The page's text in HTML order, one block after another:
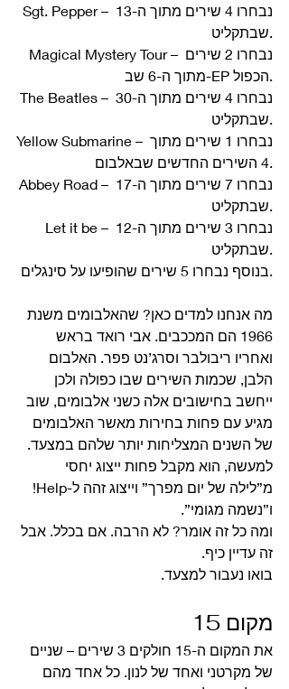
Sgt. Pepper – נבחרו 4 שירים מתוך ה-13
שבתקליט.
Magical Mystery Tour – נבחרו 2 שירים
מתוך ה-6 שב-EP הכפול.
The Beatles – נבחרו 4 שירים מתוך ה-30
שבתקליט.
Yellow Submarine – נבחרו 1 שירים מתוך
4 השירים החדשים שבאלבום.
Abbey Road – נבחרו 7 שירים מתוך ה-17
שבתקליט.
Let it be – נבחרו 3 שירים מתוך ה-12
שבתקליט.
בנוסף נבחרו 5 שירים שהופיעו על סינגלים.
מה אנחנו למדים כאן? שהאלבומים משנת
1966 הם המככבים. אבי רואד בראש
ואחריו ריבולבר וסרג’נט פפר. האלבום
הלבן, שכמות השירים שבו כפולה ולכן
ייחשב בחישובים אלה כשני אלבומים, שוב
מגיע עם פחות בחירות מאשר האלבומים
של השנים המצליחות יותר שלהם במצעד.
למעשה, הוא מקבל פחות ייצוג יחסי
מ”לילה של יום מפרך” וייצוג זהה ל-Help!
ו”נשמה מגומי”.
ומה כל זה אומר? לא הרבה. אם בכלל. אבל
זה עדיין כיף.
בואו נעבור למצעד.
מקום 15
את המקום ה-15 חולקים 3 שירים – שניים
של מקרטני ואחד של לנון. כל אחד מהם